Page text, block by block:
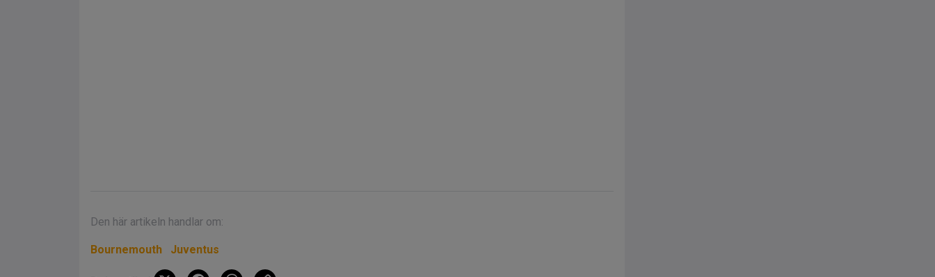
Den här artikeln handlar om:
Bournemouth Juventus